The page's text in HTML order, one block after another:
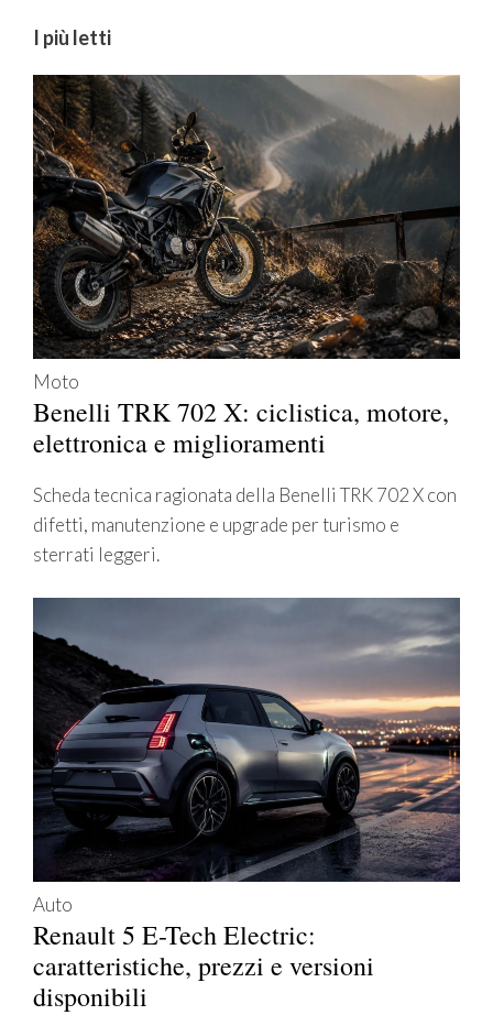
I più letti
Moto
Benelli TRK 702 X: ciclistica, motore,
elettronica e miglioramenti
Scheda tecnica ragionata della Benelli TRK 702 X con
difetti, manutenzione e upgrade per turismo e
sterrati leggeri.
Auto
Renault 5 E-Tech Electric:
caratteristiche, prezzi e versioni
disponibili